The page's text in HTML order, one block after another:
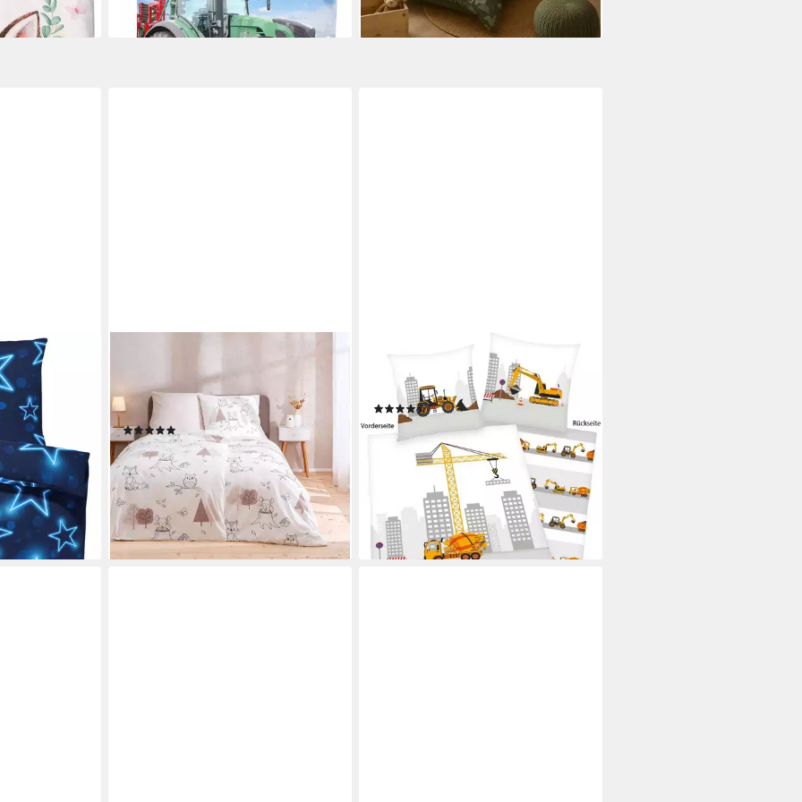
+7
2
Kinder,
und
bei dir
Bettwäsche Waldtiere Eule Rehkitz
Maus Fuchs 135x200 + 80x80 cm,
100 % Baumwolle, Renforcé, 2 teilig
(1)
34,90 € UVP 49,99 €
-30%
lieferbar - in 2-3 Werktagen bei dir
HERDING YOUNG COLLECTION
Kinderbettwäsche Baustelle,
Renforcé, 2 teilig, mit tollem Motiv
(38)
ab 30,27 €
lieferbar - in 2-3 Werktagen bei dir